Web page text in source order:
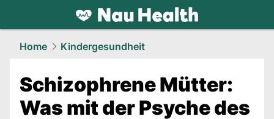
health.NAU.ch
Home Kindergesundheit
Schizophrene Mütter:
Was mit der Psyche des